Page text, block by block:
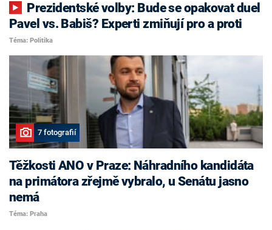
Pavel vs. Babiš? Experti zmiňují pro a proti
Téma: Politika
7 fotografií
Těžkosti ANO v Praze: Náhradního kandidáta
na primátora zřejmě vybralo, u Senátu jasno
nemá
Téma: Praha